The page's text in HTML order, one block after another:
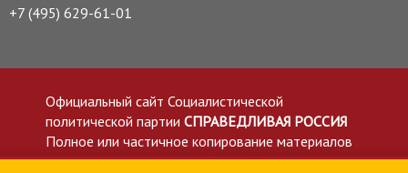
+7 (495) 629-61-01
Официальный сайт Социалистической
политической партии СПРАВЕДЛИВАЯ РОССИЯ
Полное или частичное копирование материалов
приветствуется со ссылкой на сайт spravedlivo.ru